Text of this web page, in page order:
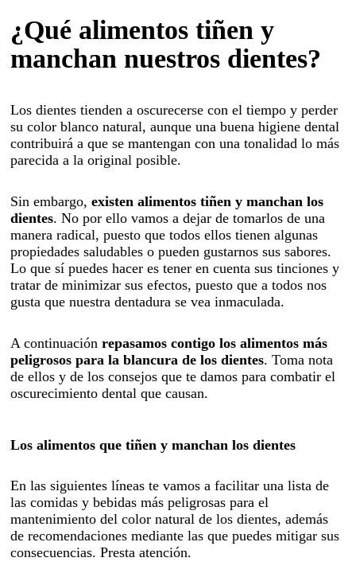
Odontopediatría
Endodoncia
Prótesis y estética
dental
Odontología
conservadora
Servicios
Sedación consciente
Atención domiciliaria
Sillón movilidad reducida
¿Qué alimentos tiñen y
manchan nuestros dientes?
Los dientes tienden a oscurecerse con el tiempo y perder
su color blanco natural, aunque una buena higiene dental
contribuirá a que se mantengan con una tonalidad lo más
parecida a la original posible.
Sin embargo,existen alimentos tiñen y manchan los
dientes. No por ello vamos a dejar de tomarlos de una
manera radical, puesto que todos ellos tienen algunas
propiedades saludables o pueden gustarnos sus sabores.
Lo que sí puedes hacer es tener en cuenta sus tinciones y
tratar de minimizar sus efectos, puesto que a todos nos
gusta que nuestra dentadura se vea inmaculada.
A continuaciónrepasamos contigo los alimentos más
peligrosos para la blancura de los dientes. Toma nota
de ellos y de los consejos que te damos para combatir el
oscurecimiento dental que causan.
Los alimentos que tiñen y manchan los dientes
En las siguientes líneas te vamos a facilitar una lista de
las comidas y bebidas más peligrosas para el
mantenimiento del color natural de los dientes, además
de recomendaciones mediante las que puedes mitigar sus
consecuencias. Presta atención.